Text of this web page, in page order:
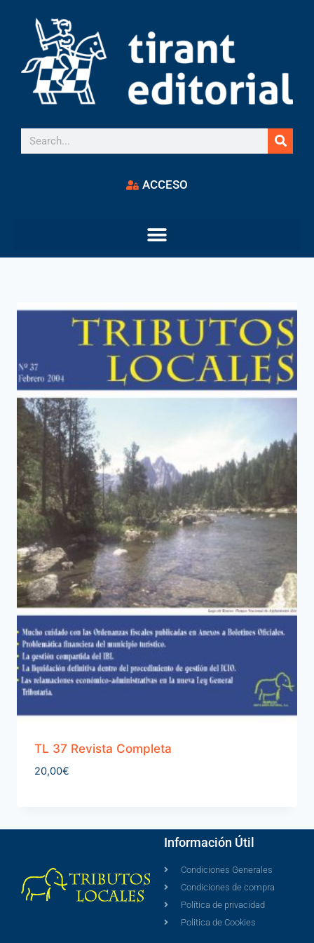
ACCESO
TL 37 Revista Completa
20,00€
Información Útil
Condiciones Generales
Condiciones de compra
Política de privacidad
Politica de Cookies